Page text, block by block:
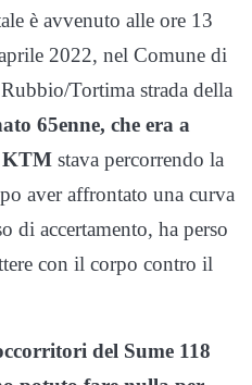
è avvenuto alle ore 13
2022, nel Comune di
Tortima strada della
65enne, che era a
KTM stava percorrendo la
aver affrontato una curva
di accertamento, ha perso
con il corpo contro il
del Sume 118